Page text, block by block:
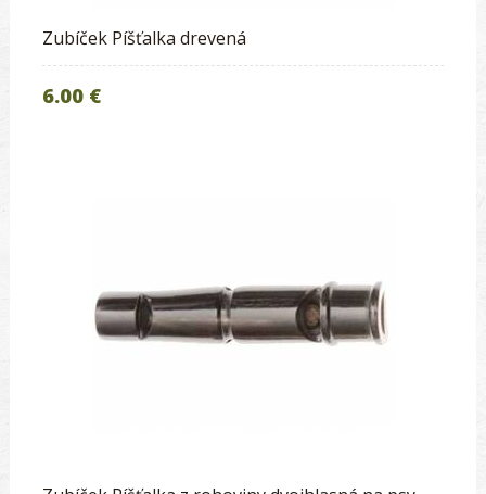
Zubíček Píšťalka drevená
6.00 €